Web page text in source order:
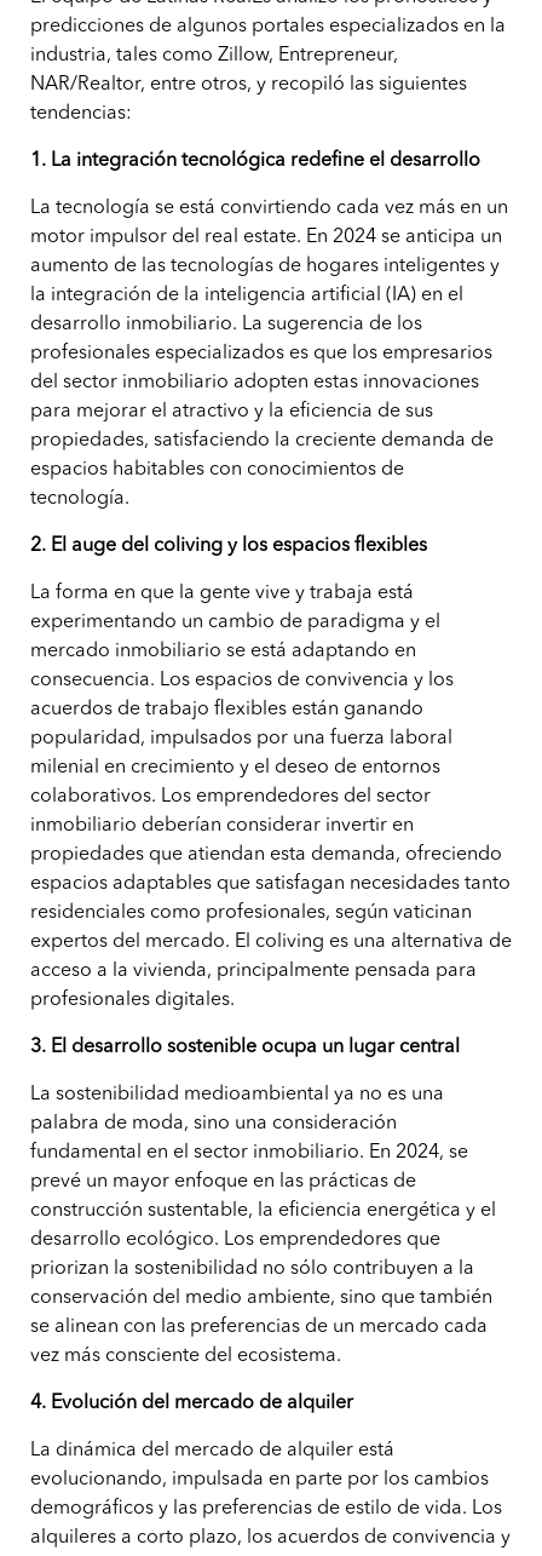
predicciones de algunos portales especializados en la
industria, tales como Zillow, Entrepreneur,
NAR/Realtor, entre otros, y recopiló las siguientes
tendencias:
1. La integración tecnológica redefine el desarrollo
La tecnología se está convirtiendo cada vez más en un
motor impulsor del real estate. En 2024 se anticipa un
aumento de las tecnologías de hogares inteligentes y
la integración de la inteligencia artificial (IA) en el
desarrollo inmobiliario. La sugerencia de los
profesionales especializados es que los empresarios
del sector inmobiliario adopten estas innovaciones
para mejorar el atractivo y la eficiencia de sus
propiedades, satisfaciendo la creciente demanda de
espacios habitables con conocimientos de
tecnología.
2. El auge del coliving y los espacios flexibles
La forma en que la gente vive y trabaja está
experimentando un cambio de paradigma y el
mercado inmobiliario se está adaptando en
consecuencia. Los espacios de convivencia y los
acuerdos de trabajo flexibles están ganando
popularidad, impulsados por una fuerza laboral
milenial en crecimiento y el deseo de entornos
colaborativos. Los emprendedores del sector
inmobiliario deberían considerar invertir en
propiedades que atiendan esta demanda, ofreciendo
espacios adaptables que satisfagan necesidades tanto
residenciales como profesionales, según vaticinan
expertos del mercado. El coliving es una alternativa de
acceso a la vivienda, principalmente pensada para
profesionales digitales.
3. El desarrollo sostenible ocupa un lugar central
La sostenibilidad medioambiental ya no es una
palabra de moda, sino una consideración
fundamental en el sector inmobiliario. En 2024, se
prevé un mayor enfoque en las prácticas de
construcción sustentable, la eficiencia energética y el
desarrollo ecológico. Los emprendedores que
priorizan la sostenibilidad no sólo contribuyen a la
conservación del medio ambiente, sino que también
se alinean con las preferencias de un mercado cada
vez más consciente del ecosistema.
4. Evolución del mercado de alquiler
La dinámica del mercado de alquiler está
evolucionando, impulsada en parte por los cambios
demográficos y las preferencias de estilo de vida. Los
alquileres a corto plazo, los acuerdos de convivencia y